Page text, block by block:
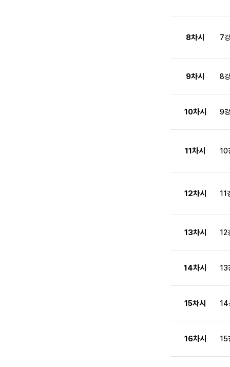
8차시 7
9차시 8
10차시 9
11차시 10
12차시 11
13차시 12
14차시 13
15차시 14
16차시 15